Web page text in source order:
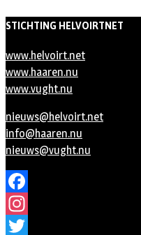
STICHTING HELVOIRTNET
www.helvoirt.net
www.haaren.nu
www.vught.nu
nieuws@helvoirt.net
info@haaren.nu
nieuws@vught.nu
Facebook
Instagram